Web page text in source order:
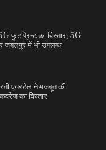
फुटप्रिन्ट का विस्तार; 5G
जबलपुर में भी उपलब्ध
एयरटेल ने मजबूत की
का विस्तार